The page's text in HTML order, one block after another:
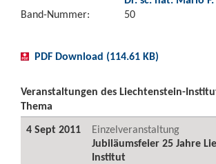
Band-Nummer:
50
PDF Download (114.61 KB)
Veranstaltungen des Liechtenstein-
Thema
4 Sept 2011
Einzelveranstaltung
Jubiläumsfeier 25 Jahre
Institut